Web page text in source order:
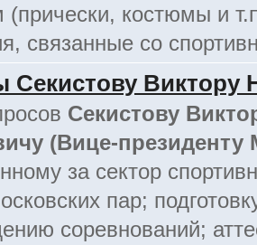
(прически, костюмы и
связанные со
Секистову Виктору
Секистову
(Вице-
за сектор
пар;
соревнований;